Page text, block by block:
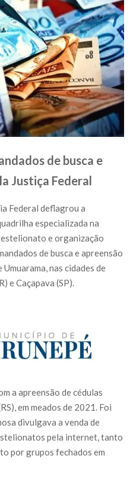
de busca e
Justiça Federal
Federal deflagrou a
especializada na
e organização
de busca e apreensão
nas cidades de
e Caçapava (SP).
a apreensão de cédulas
em meados de 2021. Foi
divulgava a venda de
pela internet, tanto
por grupos fechados em